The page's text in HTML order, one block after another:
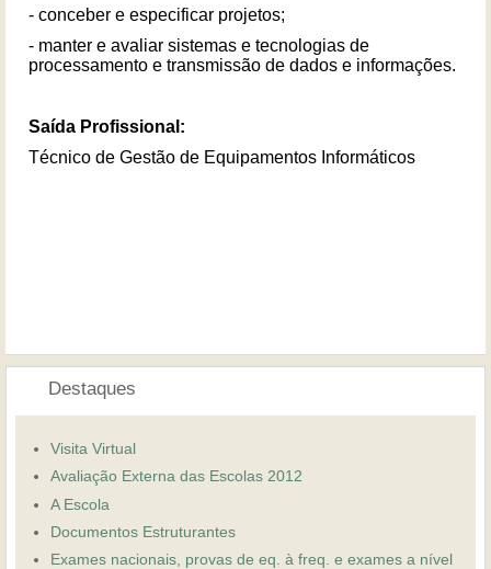
- conceber e especificar projetos;
- manter e avaliar sistemas e tecnologias de
processamento e transmissão de dados e informações.
Saída Profissional:
Técnico de Gestão de Equipamentos Informáticos
Destaques
Visita Virtual
Avaliação Externa das Escolas 2012
A Escola
Documentos Estruturantes
Exames nacionais, provas de eq. à freq. e exames a nível